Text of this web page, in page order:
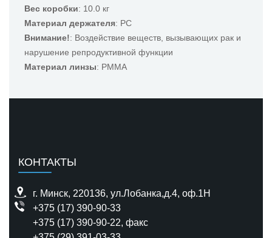
Вес коробки: 10.0 кг
Материал держателя: PC
Внимание!: Воздействие веществ, вызывающих рак и
нарушение репродуктивной функции
Материал линзы: PMMA
КОНТАКТЫ
г. Минск, 220136, ул.Лобанка,д.4, оф.1H
+375 (17) 390-90-33
+375 (17) 390-90-22, факс